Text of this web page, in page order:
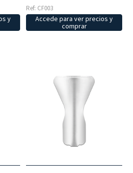
y
Ref: CF003
Accede para ver precios y
comprar